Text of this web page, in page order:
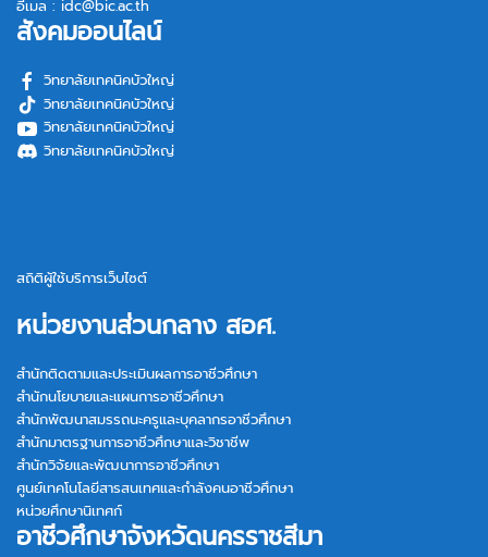
อีเมล : idc@bic.ac.th
สังคมออนไลน์
วิทยาลัยเทคนิคบัวใหญ่
วิทยาลัยเทคนิคบัวใหญ่
วิทยาลัยเทคนิคบัวใหญ่
วิทยาลัยเทคนิคบัวใหญ่
สถิติผู้ใช้บริการเว็บไซต์
หน่วยงานส่วนกลาง สอศ.
สำนักติดตามและประเมินผลการอาชีวศึกษา
สำนักนโยบายและแผนการอาชีวศึกษา
สำนักพัฒนาสมรรถนะครูและบุคลากรอาชีวศึกษา
สำนักมาตรฐานการอาชีวศึกษาและวิชาชีพ
สำนักวิจัยและพัฒนาการอาชีวศึกษา
ศูนย์เทคโนโลยีสารสนเทศและกำลังคนอาชีวศึกษา
หน่วยศึกษานิเทศก์
อาชีวศึกษาจังหวัดนครราชสีมา